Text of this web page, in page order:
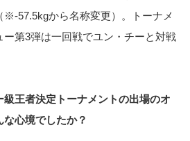
※-57.5kgから名称変更）。トーナメ
ー第3弾は一回戦でユン・チーと対戦
王者決定トーナメントの出場のオ
心境でしたか？